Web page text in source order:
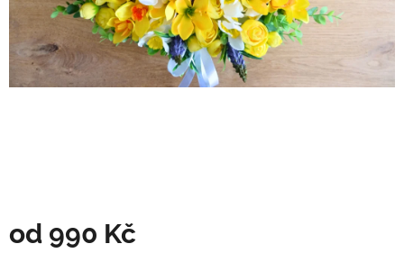
Věnce
stůl
Hodnocení
(FAQ)
od 990 Kč